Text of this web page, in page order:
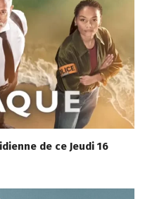
de ce Jeudi 16